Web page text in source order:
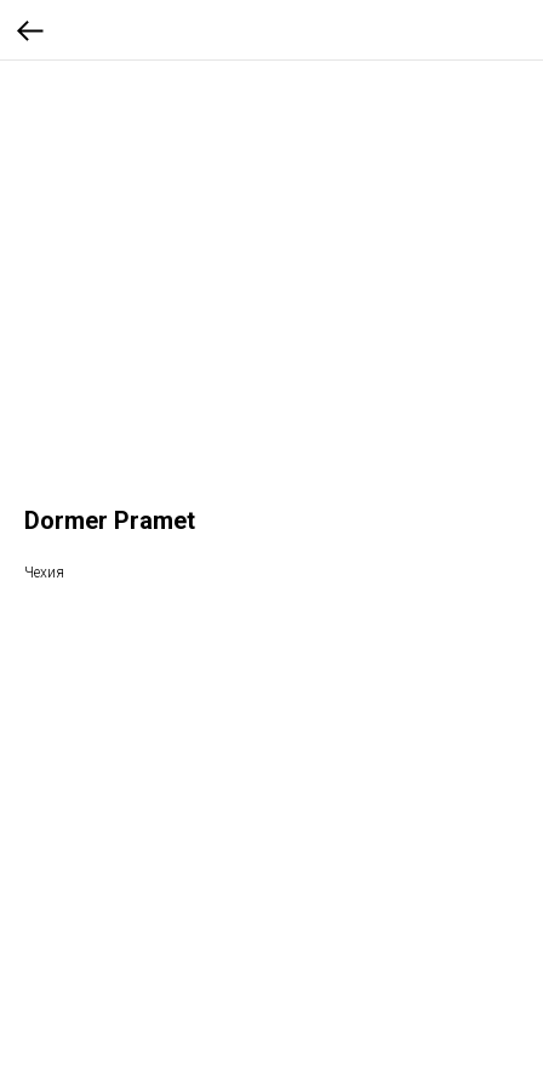
Dormer Pramet
Чехия